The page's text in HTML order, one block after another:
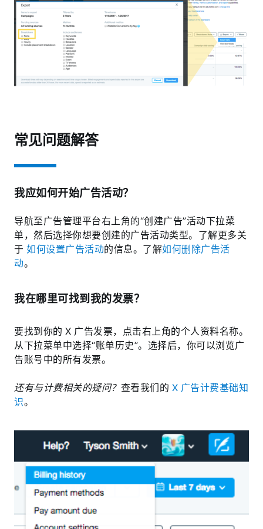
常见问题解答
我应如何开始广告活动？
导航至广告管理平台右上角的“创建广告”活动下拉菜
单，然后选择你想要创建的广告活动类型。了解更多关
于 如何设置广告活动的信息。了解如何删除广告活
动。
我在哪里可找到我的发票？
要找到你的 X 广告发票，点击右上角的个人资料名称。
从下拉菜单中选择“账单历史”。选择后，你可以浏览广
告账号中的所有发票。
还有与计费相关的疑问？ 查看我们的 X 广告计费基础知
识。